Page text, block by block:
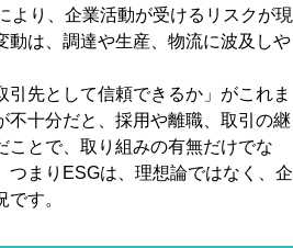
より、企業活動が受けるリスクが現
動は、調達や生産、物流に波及しや
先として信頼できるか」がこれま
十分だと、採用や離職、取引の継
とで、取り組みの有無だけでな
つまりESGは、理想論ではなく、企
す。